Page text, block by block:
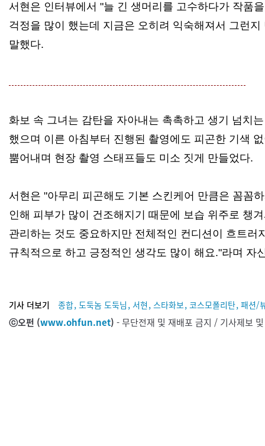
서현은 인터뷰에서 "늘 긴 생머리를 고수하다가 작품
걱정을 많이 했는데 지금은 오히려 익숙해져서 그런
말했다.
화보 속 그녀는 감탄을 자아내는 촉촉하고 생기 넘치
했으며 이른 아침부터 진행된 촬영에도 피곤한 기색
뿜어내며 현장 촬영 스태프들도 미소 짓게 만들었다.
서현은 "아무리 피곤해도 기본 스킨케어 만큼은 꼼꼼
인해 피부가 많이 건조해지기 때문에 보습 위주로 챙
관리하는 것도 중요하지만 전체적인 컨디션이 흐트러
규칙적으로 하고 긍정적인 생각도 많이 해요."라며 자
기사 더보기 종합, 도둑놈 도둑님, 서현, 스타화보, 코스모폴리탄, 패션/
ⓒ오펀 (www.ohfun.net) - 무단전재 및 재배포 금지 / 기사제보